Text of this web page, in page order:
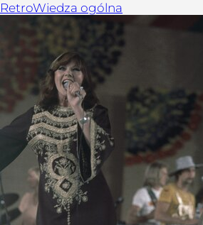
RetroWiedza ogólna